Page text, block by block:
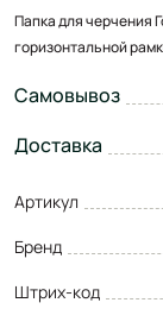
Папка для черчения
горизонтальной
Самовывоз
Доставка
Артикул
Бренд
Штрих-код